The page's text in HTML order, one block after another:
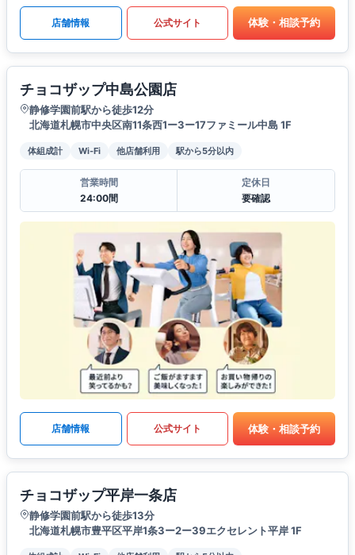
店舗情報 公式サイト 体験・相談予約
チョコザップ中島公園店
静修学園前駅から徒歩12分
北海道札幌市中央区南11条西1ー3ー17ファミール中島 1F
体組成計 Wi-Fi 他店舗利用 駅から5分以内
営業時間
24:00間
定休日
要確認
店舗情報 公式サイト 体験・相談予約
チョコザップ平岸一条店
静修学園前駅から徒歩13分
北海道札幌市豊平区平岸1条3ー2ー39エクセレント平岸 1F